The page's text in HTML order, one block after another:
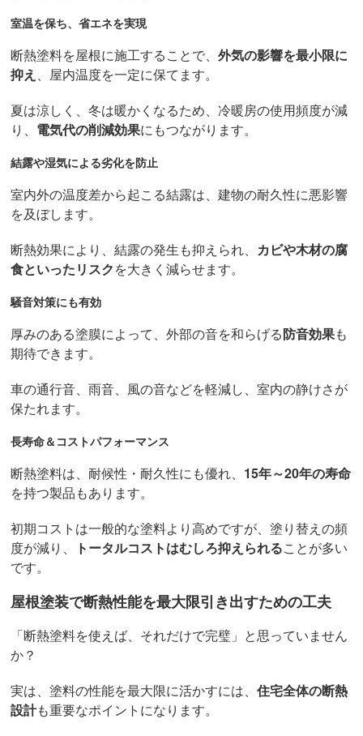
室温を保ち、省エネを実現
断熱塗料を屋根に施工することで、外気の影響を最小限に
抑え
、屋内温度を一定に保てます。
夏は涼しく、冬は暖かくなるため、冷暖房の使用頻度が減
り、 電気代の削減効果にもつながります。
結露や湿気による劣化を防止
室内外の温度差から起こる結露は、建物の耐久性に悪影響
を及ぼします。
断熱効果により、結露の発生も抑えられ、 カビや木材の腐
食といったリスクを大きく減らせます。
騒音対策にも有効
厚みのある塗膜によって、外部の音を和らげる防音効果も
期待できます。
車の通行音、雨音、風の音などを軽減し、室内の静けさが
保たれます。
長寿命＆コストパフォーマンス
断熱塗料は、耐候性・耐久性にも優れ、 15年～20年の寿命
を持つ製品もあります。
初期コストは一般的な塗料より高めですが、塗り替えの頻
度が減り、
トータルコストはむしろ抑えられることが多い
です。
屋根塗装で断熱性能を最大限引き出すための工夫
「断熱塗料を使えば、それだけで完璧」と思っていません
か？
実は、塗料の性能を最大限に活かすには、住宅全体の断熱
設計も重要なポイントになります。